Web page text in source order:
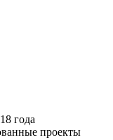
года
проекты